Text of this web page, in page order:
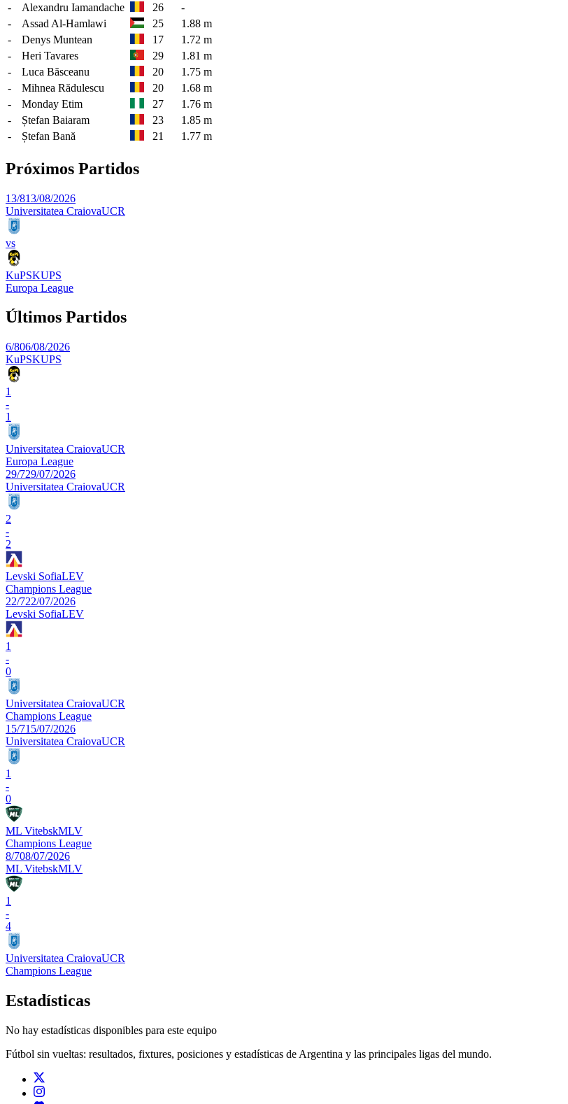
-
Alexandru Iamandache 26
-
-
Assad Al-Hamlawi 25
1.88 m
-
Denys Muntean 17
1.72 m
-
Heri Tavares 29
1.81 m
-
Luca Băsceanu 20
1.75 m
-
Mihnea Rădulescu 20
1.68 m
-
Monday Etim 27
1.76 m
-
Ștefan Baiaram 23
1.85 m
-
Ștefan Bană 21 1.77 m
Próximos Partidos
13/813/08/2026
Universitatea CraiovaUCR
vs
KuPSKUPS
Europa League
Últimos Partidos
6/806/08/2026
KuPSKUPS
1
-
1
Universitatea CraiovaUCR
Europa League
29/729/07/2026
Universitatea CraiovaUCR
2
-
2
Levski SofiaLEV
Champions League
22/722/07/2026
Levski SofiaLEV
1
-
0
Universitatea CraiovaUCR
Champions League
15/715/07/2026
Universitatea CraiovaUCR
1
-
0
ML VitebskMLV
Champions League
8/708/07/2026
ML VitebskMLV
1
-
4
Universitatea CraiovaUCR
Champions League
Estadísticas
No hay estadísticas disponibles para este equipo
Fútbol sin vueltas: resultados, fixtures, posiciones y estadísticas de Argentina y las principales ligas del mundo.